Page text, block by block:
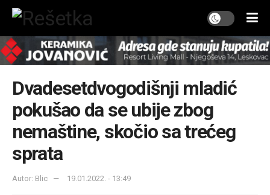
Dvadesetdvogodišnji mladić
pokušao da se ubije zbog
nemaštine, skočio sa trećeg
sprata
Autor: Blic 19.01.2022. - 13:49